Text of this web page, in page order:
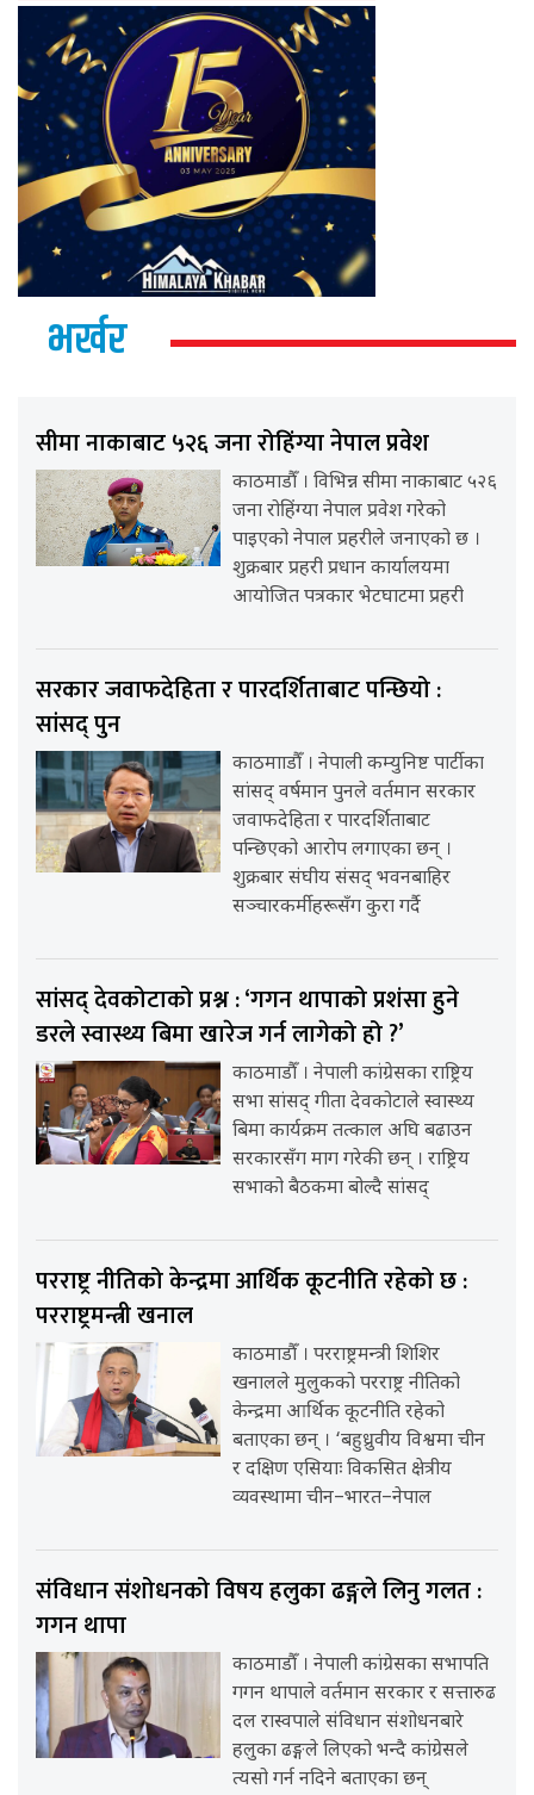
भर्खर
सीमा नाकाबाट ५२६ जना रोहिंग्या नेपाल प्रवेश
काठमाडौँ । विभिन्न सीमा नाकाबाट ५२६
जना रोहिंग्या नेपाल प्रवेश गरेको
पाइएको नेपाल प्रहरीले जनाएको छ ।
शुक्रबार प्रहरी प्रधान कार्यालयमा
आयोजित पत्रकार भेटघाटमा प्रहरी
सरकार जवाफदेहिता र पारदर्शिताबाट पन्छियो :
सांसद् पुन
काठमााडौँ । नेपाली कम्युनिष्ट पार्टीका
सांसद् वर्षमान पुनले वर्तमान सरकार
जवाफदेहिता र पारदर्शिताबाट
पन्छिएको आरोप लगाएका छन् ।
शुक्रबार संघीय संसद् भवनबाहिर
सञ्चारकर्मीहरूसँग कुरा गर्दै
सांसद् देवकोटाको प्रश्न : ‘गगन थापाको प्रशंसा हुने
डरले स्वास्थ्य बिमा खारेज गर्न लागेको हो ?’
काठमाडौँ । नेपाली कांग्रेसका राष्ट्रिय
सभा सांसद् गीता देवकोटाले स्वास्थ्य
बिमा कार्यक्रम तत्काल अघि बढाउन
सरकारसँग माग गरेकी छन् । राष्ट्रिय
सभाको बैठकमा बोल्दै सांसद्
परराष्ट्र नीतिको केन्द्रमा आर्थिक कूटनीति रहेको छ :
परराष्ट्रमन्त्री खनाल
काठमाडौँ । परराष्ट्रमन्त्री शिशिर
खनालले मुलुकको परराष्ट्र नीतिको
केन्द्रमा आर्थिक कूटनीति रहेको
बताएका छन् । ‘बहुध्रुवीय विश्वमा चीन
र दक्षिण एसियाः विकसित क्षेत्रीय
व्यवस्थामा चीन–भारत–नेपाल
संविधान संशोधनको विषय हलुका ढङ्गले लिनु गलत :
गगन थापा
काठमाडौँ । नेपाली कांग्रेसका सभापति
गगन थापाले वर्तमान सरकार र सत्तारुढ
दल रास्वपाले संविधान संशोधनबारे
हलुका ढङ्गले लिएको भन्दै कांग्रेसले
त्यसो गर्न नदिने बताएका छन्